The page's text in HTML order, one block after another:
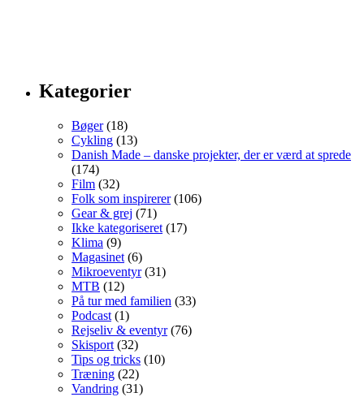
Kategorier
Bøger(18)
Cykling (13)
Danish Made – danske projekter, der er værd at sprede
(174)
Film (32)
Folk som inspirerer(106)
Gear & grej (71)
Ikke kategoriseret (17)
Klima (9)
Magasinet (6)
Mikroeventyr(31)
MTB (12)
På tur med familien (33)
Podcast (1)
Rejseliv & eventyr(76)
Skisport (32)
Tips og tricks (10)
Træning (22)
Vandring (31)